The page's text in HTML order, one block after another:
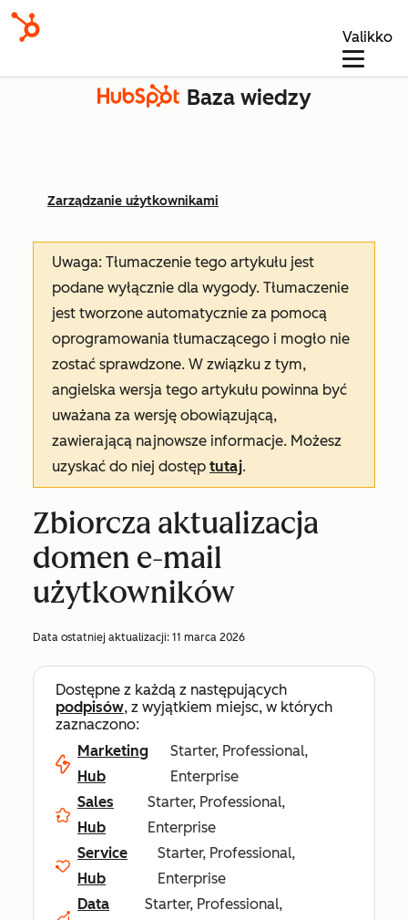
Valikko
Baza wiedzy
Zarządzanie użytkownikami
Uwaga: Tłumaczenie tego artykułu jest
podane wyłącznie dla wygody. Tłumaczenie
jest tworzone automatycznie za pomocą
oprogramowania tłumaczącego i mogło nie
zostać sprawdzone. W związku z tym,
angielska wersja tego artykułu powinna być
uważana za wersję obowiązującą,
zawierającą najnowsze informacje. Możesz
uzyskać do niej dostęp tutaj.
Zbiorcza aktualizacja
domen e-mail
użytkowników
Data ostatniej aktualizacji: 11 marca 2026
Dostępne z każdą z następujących
podpisów, z wyjątkiem miejsc, w których
zaznaczono:
Marketing
Hub
Starter, Professional,
Enterprise
Sales
Hub
Starter, Professional,
Enterprise
Service
Hub
Starter, Professional,
Enterprise
Data
Starter, Professional,